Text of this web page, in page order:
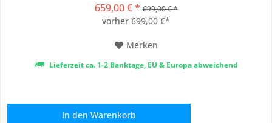
stellt sie eine ideale Ergänzung gerade für Kunden, die sich
zunächst für den POI Warner...
659,00 € * 699,00 € *
vorher 699,00 €*
Merken
Lieferzeit ca. 1-2 Banktage, EU & Europa abweichend
In den Warenkorb